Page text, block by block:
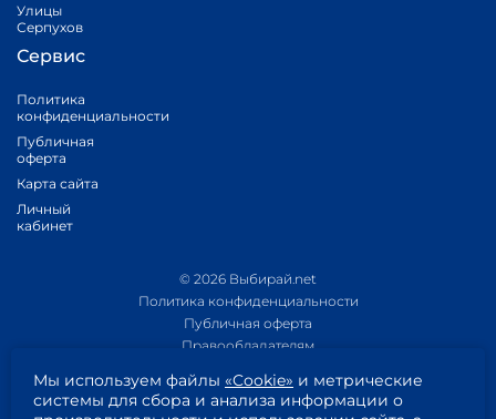
Улицы
Серпухов
Сервис
Политика
конфиденциальности
Публичная
оферта
Карта сайта
Личный
кабинет
© 2026 Выбирай.net
Политика конфиденциальности
Публичная оферта
Правообладателям
Приложение 1
Приложение 2
Мы используем файлы «Cookie» и метрические
системы для сбора и анализа информации о